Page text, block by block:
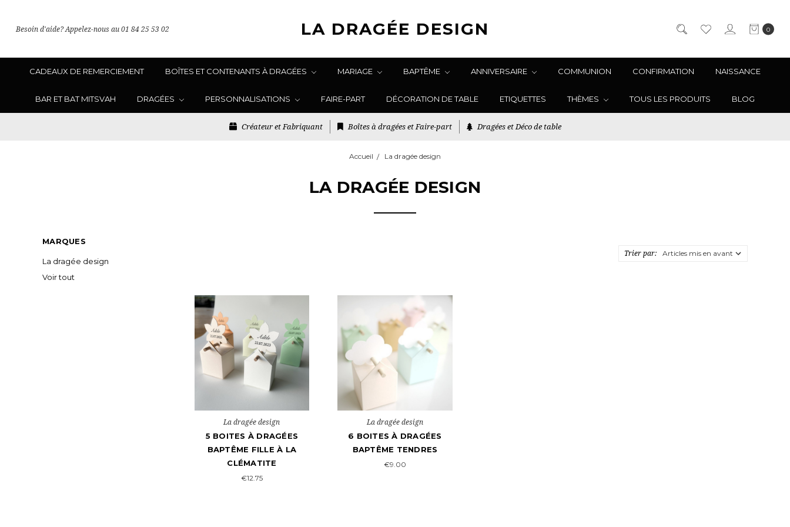
Besoin d'aide? Appelez-nous au 01 84 25 53 02 0
LA DRAGÉE DESIGN
CADEAUX DE REMERCIEMENT BOÎTES ET CONTENANTS À DRAGÉES MARIAGE BAPTÊME ANNIVERSAIRE COMMUNION CONFIRMATION NAISSANCE
BAR ET BAT MITSVAH DRAGÉES PERSONNALISATIONS FAIRE-PART DÉCORATION DE TABLE ETIQUETTES THÈMES TOUS LES PRODUITS BLOG
Créateur et Fabriquant Boîtes à dragées et Faire-part Dragées et Déco de table
Accueil La dragée design
LA DRAGÉE DESIGN
MARQUES
La dragée design
Voir tout
Trier par:
La dragée design
5 BOITES À DRAGÉES
BAPTÊME FILLE À LA
CLÉMATITE
€12.75
La dragée design
6 BOITES À DRAGÉES
BAPTÊME TENDRES
€9.00